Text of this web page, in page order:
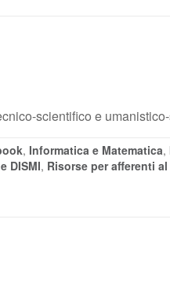
scientifico e
, Informatica e Matematica,
DISMI, Risorse per afferenti al